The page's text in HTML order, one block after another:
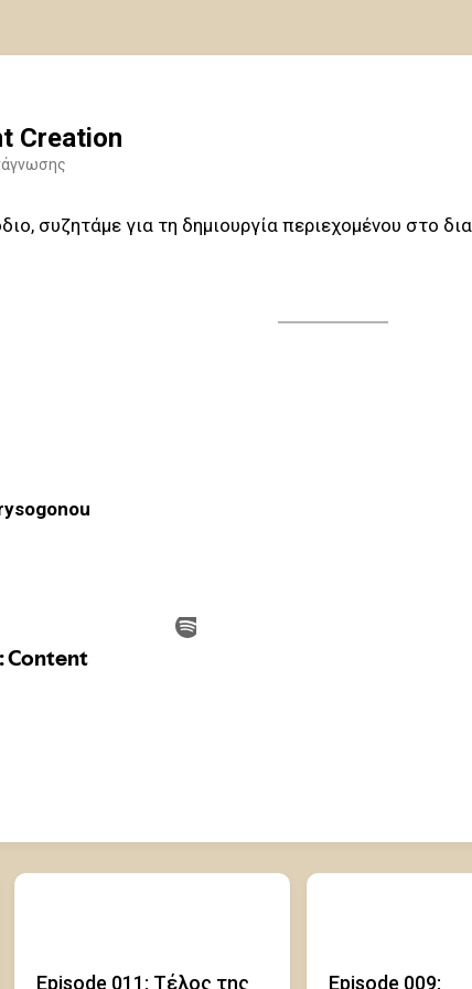
Creation
συζητάμε για τη δημιουργία περιεχομένου στο
Episode 011: Τέλος της Episode 009: